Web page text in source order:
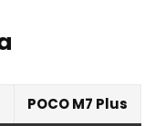
POCO M7 Plus